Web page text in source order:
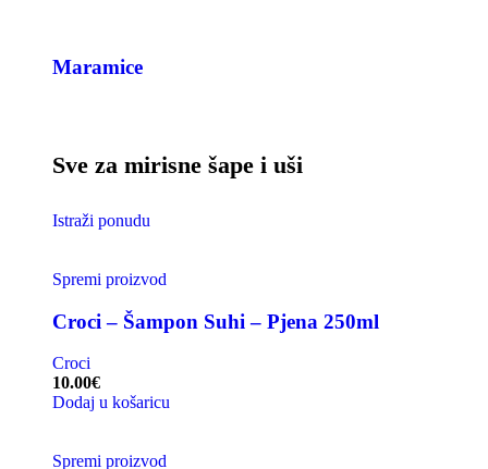
Maramice
Sve za mirisne šape i uši
Istraži ponudu
Spremi proizvod
Croci – Šampon Suhi – Pjena 250ml
Croci
10.00€
Dodaj u košaricu
Spremi proizvod